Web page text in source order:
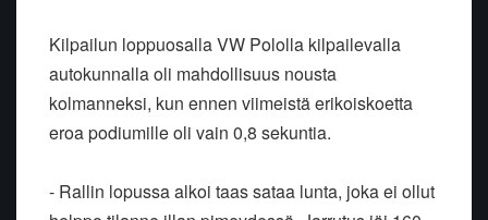
Kilpailun loppuosalla VW Pololla kilpailevalla
autokunnalla oli mahdollisuus nousta
kolmanneksi, kun ennen viimeistä erikoiskoetta
eroapodiumille oli vain 0,8 sekuntia.
- Rallin lopussa alkoi taas sataa lunta, joka ei ollut